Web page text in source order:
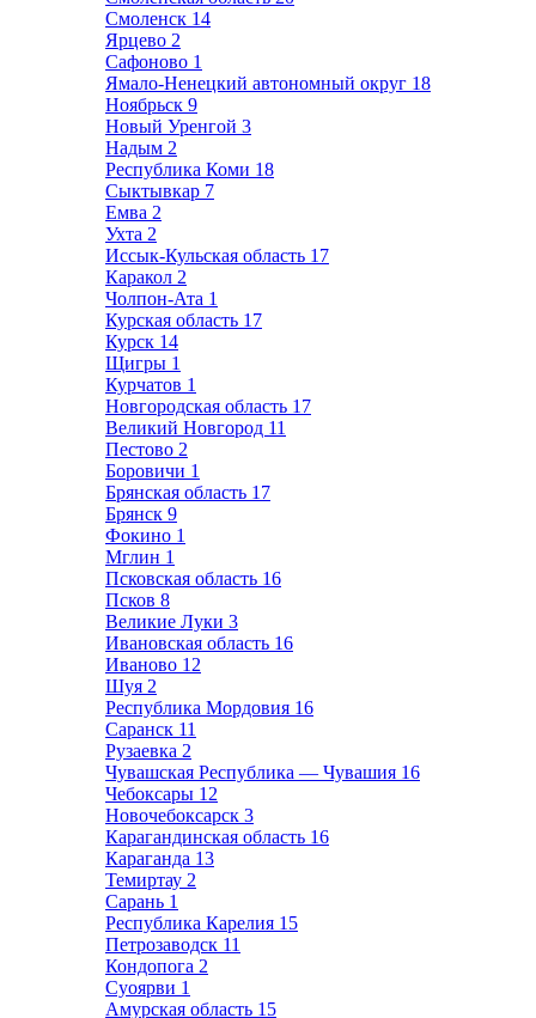
Смоленск 14
Ярцево 2
Сафоново 1
Ямало-Ненецкий автономный округ 18
Ноябрьск 9
Новый Уренгой 3
Надым 2
Республика Коми 18
Сыктывкар 7
Емва 2
Ухта 2
Иссык-Кульская область 17
Каракол 2
Чолпон-Ата 1
Курская область 17
Курск 14
Щигры 1
Курчатов 1
Новгородская область 17
Великий Новгород 11
Пестово 2
Боровичи 1
Брянская область 17
Брянск 9
Фокино 1
Мглин 1
Псковская область 16
Псков 8
Великие Луки 3
Ивановская область 16
Иваново 12
Шуя 2
Республика Мордовия 16
Саранск 11
Рузаевка 2
Чувашская Республика — Чувашия 16
Чебоксары 12
Новочебоксарск 3
Карагандинская область 16
Караганда 13
Темиртау 2
Сарань 1
Республика Карелия 15
Петрозаводск 11
Кондопога 2
Суоярви 1
Амурская область 15